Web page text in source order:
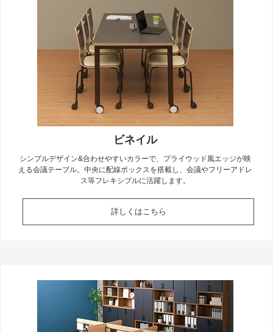
ビネイル
シンプルデザイン&合わせやすいカラーで、プライウッド風エッジが映
える会議テーブル。中央に配線ボックスを搭載し、会議やフリーアドレ
ス等フレキシブルに活躍します。
詳しくはこちら